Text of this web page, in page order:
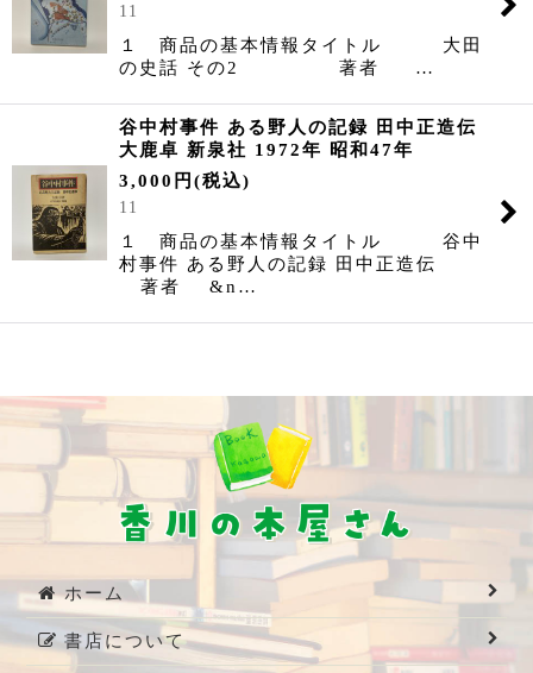
11
１ 商品の基本情報タイトル 大田
の史話 その2 著者 …
谷中村事件 ある野人の記録 田中正造伝
大鹿卓 新泉社 1972年 昭和47年
3,000 円 (税込)
11
１ 商品の基本情報タイトル 谷中
村事件 ある野人の記録 田中正造伝
著者 &n…
ホーム
書店について